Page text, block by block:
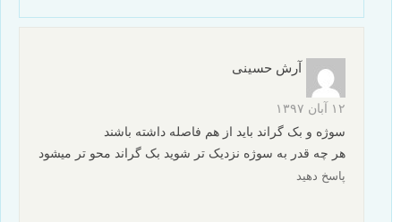
آرش حسینی
۱۲ آبان ۱۳۹۷
سوژه و بک گراند باید از هم فاصله داشته باشند
هر چه قدر به سوژه نزدیک تر شوید بک گراند محو تر میشود
پاسخ دهید